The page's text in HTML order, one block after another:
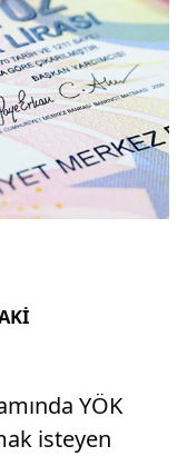
YÖK
isteyen